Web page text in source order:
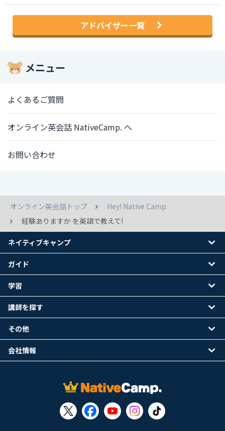
アドバイザー一覧
メニュー
よくあるご質問
オンライン英会話 NativeCamp. へ
お問い合わせ
オンライン英会話トップ
Hey! Native Camp
経験ありますか を英語で教えて!
ネイティブキャンプ
ガイド
学習
講師を探す
その他
会社情報